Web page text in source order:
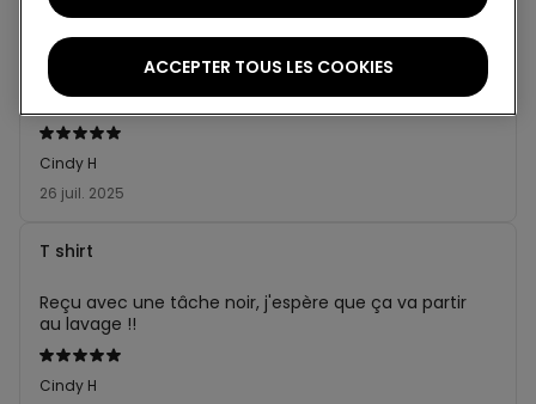
Évalué
5sur 5
26 juil. 2025
Cindy H
T shirt basique à avoir, juste un peu trop long à mon
goût.
Évalué
5sur 5
Cindy H
T shirt
Reçu avec une tâche noir, j'espère que ça va partir
au lavage !!
ACCEPTER TOUS LES COOKIES